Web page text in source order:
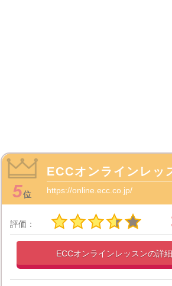
5位
ECCオンラインレッ
https://online.ecc.co.jp/
評価：
ECCオンラインレッスンの詳細